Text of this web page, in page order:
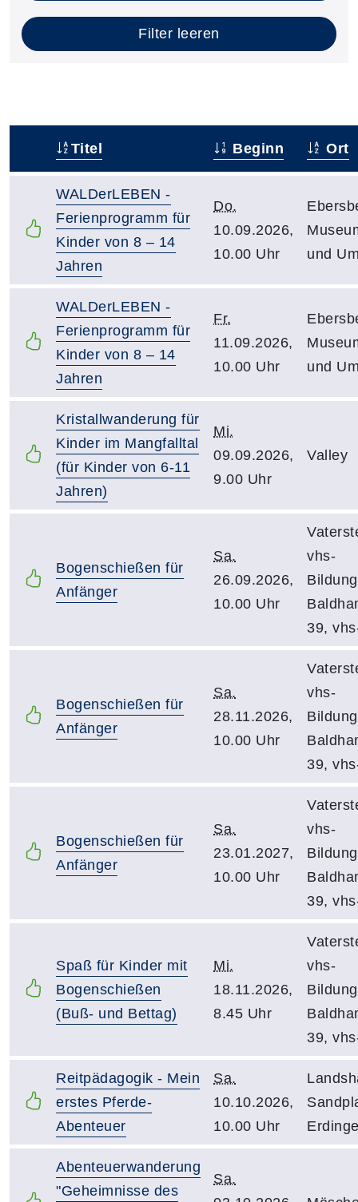
Filter leeren
Titel Beginn Ort
WALDerLEBEN -
Ferienprogramm für
Kinder von 8 – 14
Jahren
Do.
10.09.2026,
10.00 Uhr
und
WALDerLEBEN -
Ferienprogramm für
Kinder von 8 – 14
Jahren
Fr.
11.09.2026,
10.00 Uhr
und
Kristallwanderung für
Kinder im Mangfalltal
(für Kinder von 6-11
Jahren)
Mi.
09.09.2026,
9.00 Uhr
Valley
Bogenschießen für
Anfänger
Sa.
26.09.2026,
10.00 Uhr
vhs-
39,
Bogenschießen für
Anfänger
Sa.
28.11.2026,
10.00 Uhr
vhs-
39,
Bogenschießen für
Anfänger
Sa.
23.01.2027,
10.00 Uhr
vhs-
39,
Spaß für Kinder mit
Bogenschießen
(Buß- und Bettag)
Mi.
18.11.2026,
8.45 Uhr
vhs-
39,
Reitpädagogik - Mein
erstes Pferde-
Abenteuer
Sa.
10.10.2026,
10.00 Uhr
Abenteuerwanderung
"Geheimnisse des
Sa.